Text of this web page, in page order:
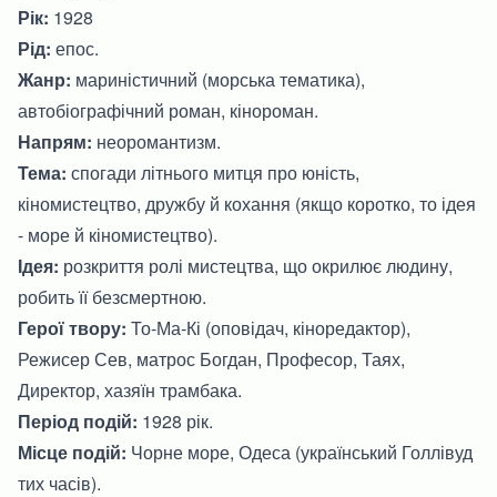
Рік: 1928
Рід: епос.
Жанр: мариністичний (морська тематика),
автобіографічний роман, кінороман.
Напрям: неоромантизм.
Тема: спогади літнього митця про юність,
кіномистецтво, дружбу й кохання (якщо коротко, то ідея
- море й кіномистецтво).
Ідея: розкриття ролі мистецтва, що окрилює людину,
робить її безсмертною.
Герої твору: То-Ма-Кі (оповідач, кіноредактор),
Режисер Сев, матрос Богдан, Професор, Таях,
Директор, хазяїн трамбака.
Період подій: 1928 рік.
Місце подій: Чорне море, Одеса (український Голлівуд
тих часів).